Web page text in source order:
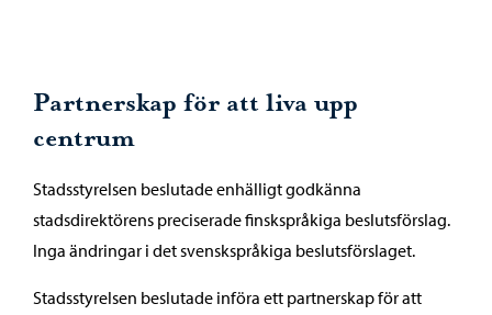
Partnerskap för att liva upp
centrum
Stadsstyrelsen beslutade enhälligt godkänna
stadsdirektörens preciserade finskspråkiga beslutsförslag.
Inga ändringar i det svenskspråkiga beslutsförslaget.
Stadsstyrelsen beslutade införa ett partnerskap för att